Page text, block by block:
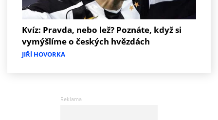
Kvíz: Pravda, nebo lež? Poznáte, když si
vymýšlíme o českých hvězdách
JIŘÍ HOVORKA